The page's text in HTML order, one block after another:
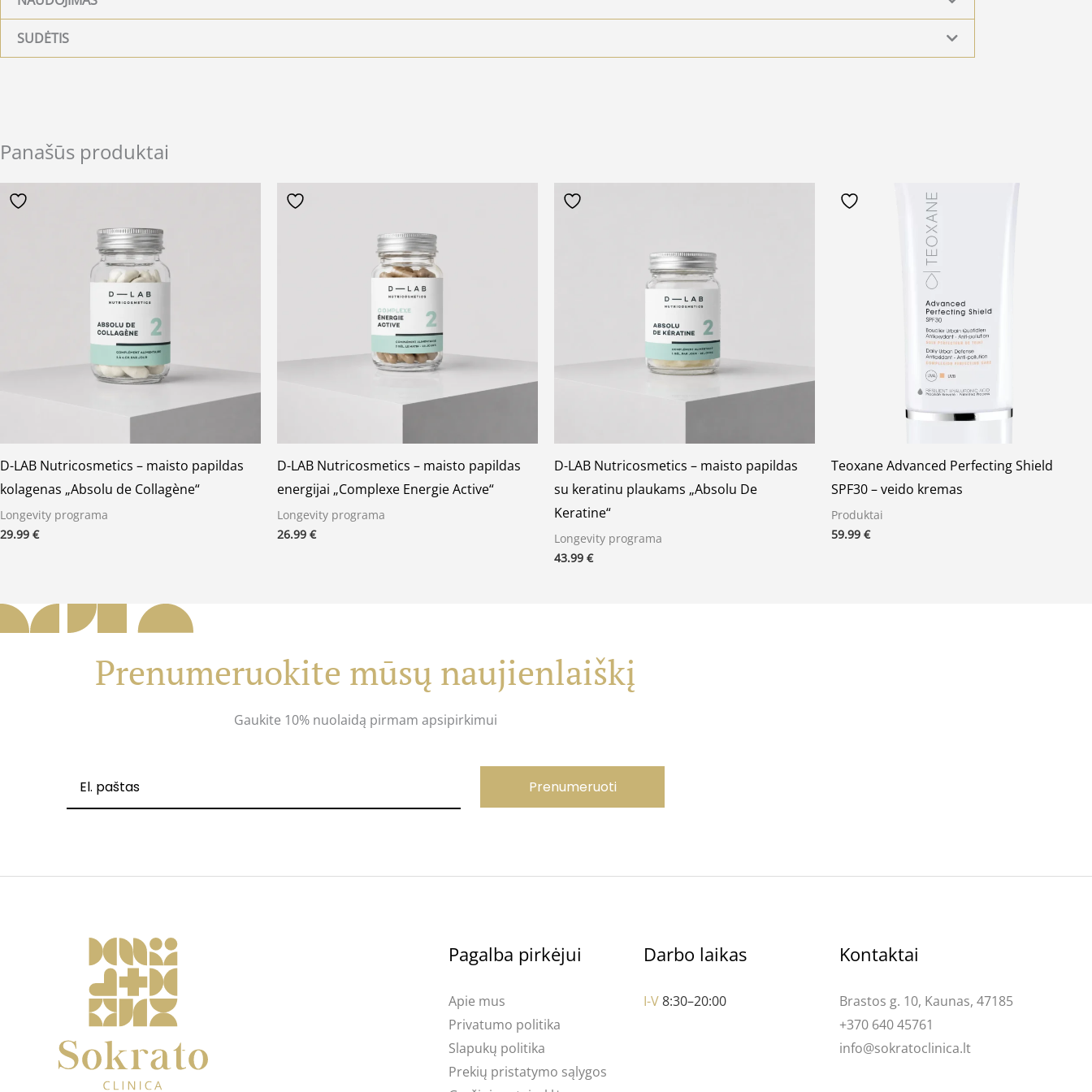
SUDĖTIS
Panašūs produktai
D-LAB Nutricosmetics – maisto papildas
kolagenas „Absolu de Collagène“
Longevity programa
29.99 €
D-LAB Nutricosmetics – maisto papildas
energijai „Complexe Energie Active“
Longevity programa
26.99 €
D-LAB Nutricosmetics – maisto papildas
su keratinu plaukams „Absolu De
Keratine“
Longevity programa
43.99 €
Teoxane Advanced Perfecting Shield
SPF30 – veido kremas
Produktai
59.99 €
Prenumeruokite mūsų naujienlaiškį
Gaukite 10% nuolaidą pirmam apsipirkimui
Prenumeruoti
Pagalba pirkėjui
Apie mus
Privatumo politika
Slapukų politika
Prekių pristatymo sąlygos
Darbo laikas
I-V8:30–20:00
Kontaktai
Brastos g. 10, Kaunas, 47185
+370 640 45761
info@sokratoclinica.lt